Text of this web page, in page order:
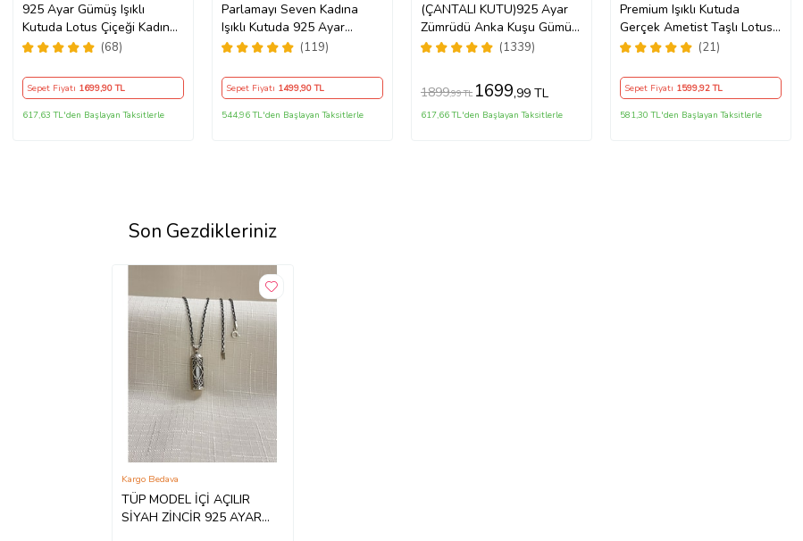
925 Ayar Gümüş Işıklı
Kutuda Lotus Çiçeği Kadın
Kolye , Peluş Ayıcık
Bileklik, Polaroid Fotoğraf
Hediye
(68)
Sepet Fiyatı 1699,90 TL
617,63 TL'den Başlayan Taksitlerle
Parlamayı Seven Kadına
Işıklı Kutuda 925 Ayar
Gümüş Baget Kolye - Kişiye
(119)
Sepet Fiyatı 1499,90 TL
544,96 TL'den Başlayan Taksitlerle
(ÇANTALI KUTU)925 Ayar
Zümrüdü Anka Kuşu Gümüş
Kadın Kolye - MAVİ
(1339)
1899,99 TL 1699,99 TL
617,66 TL'den Başlayan Taksitlerle
Premium Işıklı Kutuda
Gerçek Ametist Taşlı Lotus
Kolye – 925 Ayar Gümüş
(21)
Sepet Fiyatı 1599,92 TL
581,30 TL'den Başlayan Taksitlerle
Son Gezdikleriniz
TÜP MODEL İÇİ AÇILIR
SİYAH ZİNCİR 925 AYAR
Kargo Bedava